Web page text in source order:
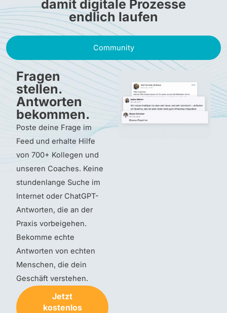
damit digitale Prozesse
endlich laufen
Community
Fragen
stellen.
Antworten
bekommen.
Poste deine Frage im
Feed und erhalte Hilfe
von 700+ Kollegen und
unseren Coaches. Keine
stundenlange Suche im
Internet oder ChatGPT-
Antworten, die an der
Praxis vorbeigehen.
Bekomme echte
Antworten von echten
Menschen, die dein
Geschäft verstehen.
Jetzt
kostenlos